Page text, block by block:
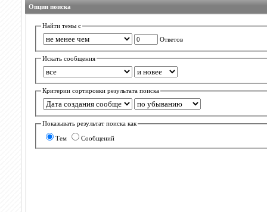
Опции поиска
Найти темы с
Ответов
Искать сообщения
Критерии сортировки результата поиска
Показывать результат поиска как
Тем Сообщений